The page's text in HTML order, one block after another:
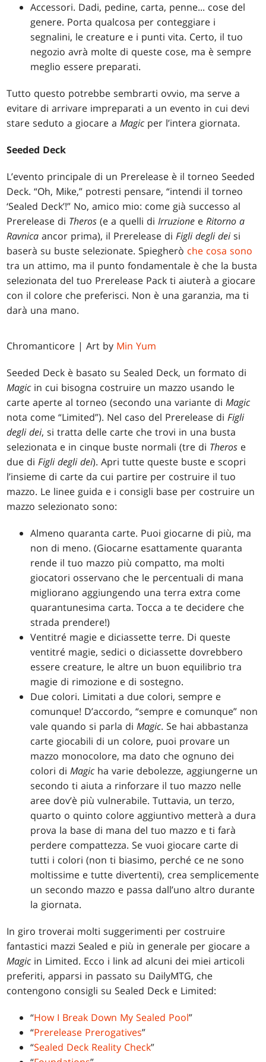
Accessori. Dadi, pedine, carta, penne... cose del
genere. Porta qualcosa per conteggiare i
segnalini, le creature e i punti vita. Certo, il tuo
negozio avrà molte di queste cose, ma è sempre
meglio essere preparati.
Tutto questo potrebbe sembrarti ovvio, ma serve a
evitare di arrivare impreparati a un evento in cui devi
stare seduto a giocare aMagic per l’intera giornata.
Seeded Deck
L’evento principale di un Prerelease è il torneo Seeded
Deck. “Oh, Mike,” potresti pensare, “intendi il torneo
‘Sealed Deck’!” No, amico mio: come già successo al
Prerelease di Theros (e a quelli diIrruzione eRitorno a
Ravnica ancor prima), il Prerelease diFigli degli dei si
baserà su buste selezionate. Spiegherò che cosa sono
tra un attimo, ma il punto fondamentale è che la busta
selezionata del tuo Prerelease Pack ti aiuterà a giocare
con il colore che preferisci. Non è una garanzia, ma ti
darà una mano.
Chromanticore | Art by Min Yum
Seeded Deck è basato su Sealed Deck, un formato di
Magic in cui bisogna costruire un mazzo usando le
carte aperte al torneo (secondo una variante diMagic
nota come “Limited”). Nel caso del Prerelease diFigli
degli dei, si tratta delle carte che trovi in una busta
selezionata e in cinque buste normali (tre di Theros e
due diFigli degli dei). Apri tutte queste buste e scopri
l’insieme di carte da cui partire per costruire il tuo
mazzo. Le linee guida e i consigli base per costruire un
mazzo selezionato sono:
Almeno quaranta carte. Puoi giocarne di più, ma
non di meno. (Giocarne esattamente quaranta
rende il tuo mazzo più compatto, ma molti
giocatori osservano che le percentuali di mana
migliorano aggiungendo una terra extra come
quarantunesima carta. Tocca a te decidere che
strada prendere!)
Ventitré magie e diciassette terre. Di queste
ventitré magie, sedici o diciassette dovrebbero
essere creature, le altre un buon equilibrio tra
magie di rimozione e di sostegno.
Due colori. Limitati a due colori, sempre e
comunque! D’accordo, “sempre e comunque” non
vale quando si parla diMagic. Se hai abbastanza
carte giocabili di un colore, puoi provare un
mazzo monocolore, ma dato che ognuno dei
colori diMagic ha varie debolezze, aggiungerne un
secondo ti aiuta a rinforzare il tuo mazzo nelle
aree dov’è più vulnerabile. Tuttavia, un terzo,
quarto o quinto colore aggiuntivo metterà a dura
prova la base di mana del tuo mazzo e ti farà
perdere compattezza. Se vuoi giocare carte di
tutti i colori (non ti biasimo, perché ce ne sono
moltissime e tutte divertenti), crea semplicemente
un secondo mazzo e passa dall’uno altro durante
la giornata.
In giro troverai molti suggerimenti per costruire
fantastici mazzi Sealed e più in generale per giocare a
Magic in Limited. Ecco i link ad alcuni dei miei articoli
preferiti, apparsi in passato su DailyMTG, che
contengono consigli su Sealed Deck e Limited:
“How I Break Down My Sealed Pool”
“Prerelease Prerogatives”
“Sealed Deck Reality Check”